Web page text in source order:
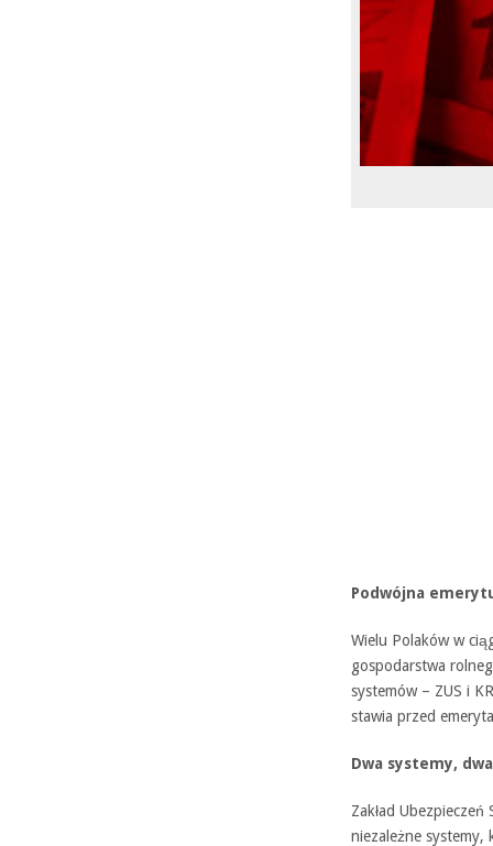
Podwójna
Wielu Polaków w
gospodarstwa
systemów – ZUS i
stawia przed
Dwa systemy,
Zakład
niezależne systemy,